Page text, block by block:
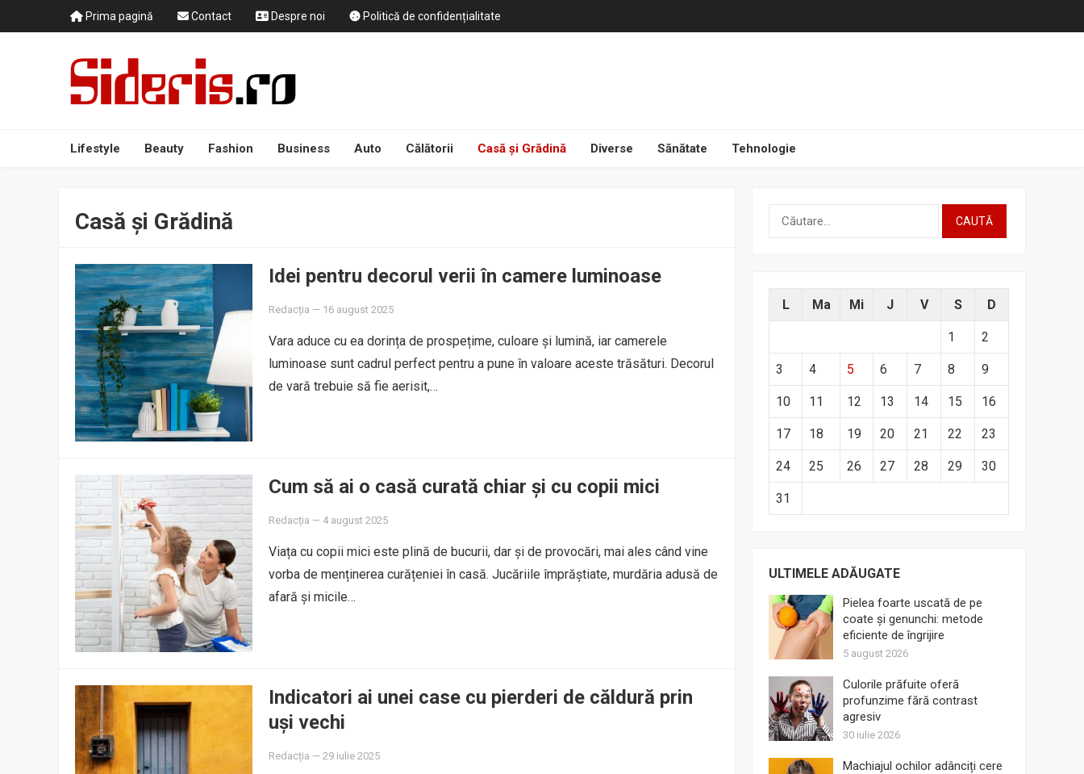
Prima pagină Contact Despre noi Politică de confidențialitate
Lifestyle Beauty Fashion Business Auto Călătorii Casă și Grădină Diverse Sănătate Tehnologie
Casă și Grădină
Idei pentru decorul verii în camere luminoase
Redacția — 16 august 2025
Vara aduce cu ea dorința de prospețime, culoare și lumină, iar camerele
luminoase sunt cadrul perfect pentru a pune în valoare aceste trăsături. Decorul
de vară trebuie să fie aerisit,…
Cum să ai o casă curată chiar și cu copii mici
Redacția — 4 august 2025
Viața cu copii mici este plină de bucurii, dar și de provocări, mai ales când vine
vorba de menținerea curățeniei în casă. Jucăriile împrăștiate, murdăria adusă de
afară și micile…
Indicatori ai unei case cu pierderi de căldură prin
uși vechi
Redacția — 29 iulie 2025
Caută
L Ma Mi J V S D
1 2
3 4 5 6 7 8 9
10 11 12 13 14 15 16
17 18 19 20 21 22 23
24 25 26 27 28 29 30
31
ULTIMELE ADĂUGATE
Pielea foarte uscată de pe
coate și genunchi: metode
eficiente de îngrijire
5 august 2026
Culorile prăfuite oferă
profunzime fără contrast
agresiv
30 iulie 2026
Machiajul ochilor adânciți cere